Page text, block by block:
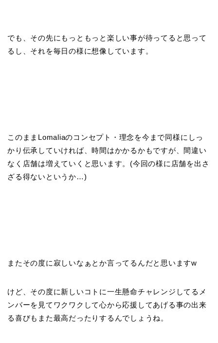
でも、その先にもっともっと楽しい事が待ってると思って
るし、それを毎日の様に想像しています。
このままLomaliaのコンセプト・理念を今まで同様にしっ
かり伝承していければ、時間はかかるかもですが、間違い
なく店舗は増えていくと思います。(今回の様に店舗を出さ
ざる得ないというか…)
またその度に寂しいなぁとか言ってるんだと思いますw
けど、その度に新しいコトに一生懸命チャレンジしてるメ
ンバーを見てワクワクして心から応援してあげる事の出来
る喜びもまた最高だったりするんでしょうね。